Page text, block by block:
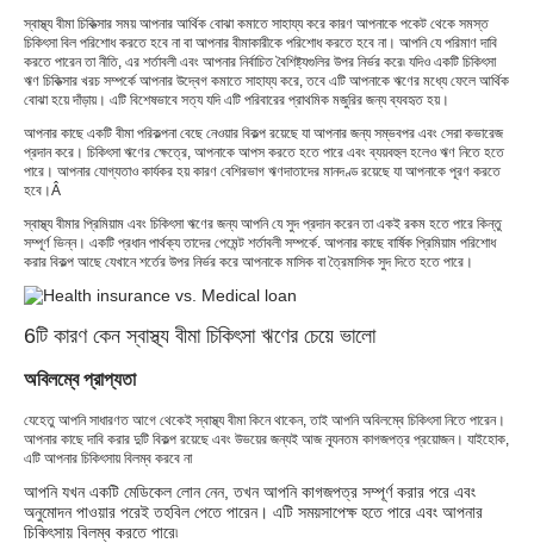
স্বাস্থ্য বীমা চিকিত্সার সময় আপনার আর্থিক বোঝা কমাতে সাহায্য করে কারণ আপনাকে পকেট থেকে সমস্ত
চিকিৎসা বিল পরিশোধ করতে হবে না বা আপনার বীমাকারীকে পরিশোধ করতে হবে না। আপনি যে পরিমাণ দাবি
করতে পারেন তা নীতি, এর শর্তাবলী এবং আপনার নির্বাচিত বৈশিষ্ট্যগুলির উপর নির্ভর করে৷ যদিও একটি চিকিৎসা
ঋণ চিকিত্সার খরচ সম্পর্কে আপনার উদ্বেগ কমাতে সাহায্য করে, তবে এটি আপনাকে ঋণের মধ্যে ফেলে আর্থিক
বোঝা হয়ে দাঁড়ায়। এটি বিশেষভাবে সত্য যদি এটি পরিবারের প্রাথমিক মজুরির জন্য ব্যবহৃত হয়।
আপনার কাছে একটি বীমা পরিকল্পনা বেছে নেওয়ার বিকল্প রয়েছে যা আপনার জন্য সম্ভবপর এবং সেরা কভারেজ
প্রদান করে। চিকিৎসা ঋণের ক্ষেত্রে, আপনাকে আপস করতে হতে পারে এবং ব্যয়বহুল হলেও ঋণ নিতে হতে
পারে। আপনার যোগ্যতাও কার্যকর হয় কারণ বেশিরভাগ ঋণদাতাদের মানদণ্ড রয়েছে যা আপনাকে পূরণ করতে
হবে।Â
স্বাস্থ্য বীমার প্রিমিয়াম এবং চিকিৎসা ঋণের জন্য আপনি যে সুদ প্রদান করেন তা একই রকম হতে পারে কিন্তু
সম্পূর্ণ ভিন্ন। একটি প্রধান পার্থক্য তাদের পেমেন্ট শর্তাবলী সম্পর্কে. আপনার কাছে বার্ষিক প্রিমিয়াম পরিশোধ
করার বিকল্প আছে যেখানে শর্তের উপর নির্ভর করে আপনাকে মাসিক বা ত্রৈমাসিক সুদ দিতে হতে পারে।
6টি কারণ কেন স্বাস্থ্য বীমা চিকিৎসা ঋণের চেয়ে ভালো
অবিলম্বে প্রাপ্যতা
যেহেতু আপনি সাধারণত আগে থেকেই স্বাস্থ্য বীমা কিনে থাকেন, তাই আপনি অবিলম্বে চিকিৎসা নিতে পারেন।
আপনার কাছে দাবি করার দুটি বিকল্প রয়েছে এবং উভয়ের জন্যই আজ ন্যূনতম কাগজপত্র প্রয়োজন। যাইহোক,
এটি আপনার চিকিৎসায় বিলম্ব করবে না
আপনি যখন একটি মেডিকেল লোন নেন, তখন আপনি কাগজপত্র সম্পূর্ণ করার পরে এবং
অনুমোদন পাওয়ার পরেই তহবিল পেতে পারেন। এটি সময়সাপেক্ষ হতে পারে এবং আপনার
চিকিৎসায় বিলম্ব করতে পারে৷